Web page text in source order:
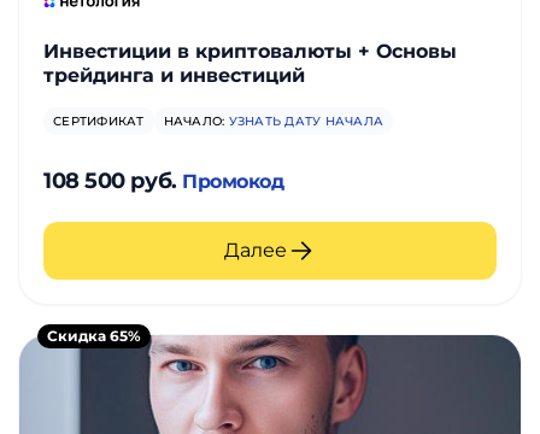
Инвестиции в криптовалюты + Основы
трейдинга и инвестиций
СЕРТИФИКАТ НАЧАЛО: УЗНАТЬ ДАТУ НАЧАЛА
108 500 руб. Промокод
Далее
Скидка 65%